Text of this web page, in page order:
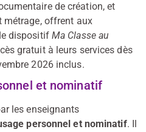
de création, et
métrage, offrent aux
dispositif Ma Classe au
gratuit à leurs services dès
2026 inclus.
et nominatif
les enseignants
personnel et nominatif. Il